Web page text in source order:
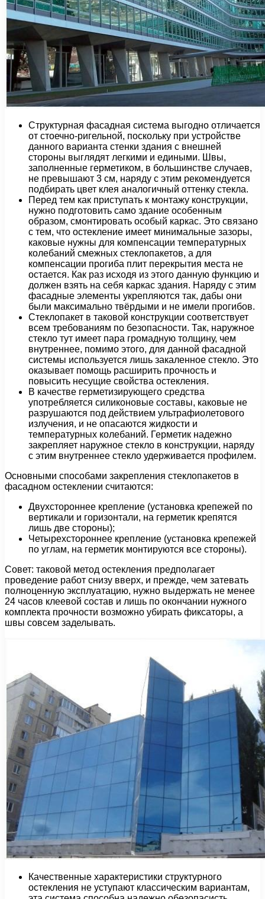
Структурная фасадная система выгодно отличается
от стоечно-ригельной, поскольку при устройстве
данного варианта стенки здания с внешней
стороны выглядят легкими и едиными. Швы,
заполненные герметиком, в большинстве случаев,
не превышают 3 см, наряду с этим рекомендуется
подбирать цвет клея аналогичный оттенку стекла.
Перед тем как приступать к монтажу конструкции,
нужно подготовить само здание особенным
образом, смонтировать особый каркас. Это связано
с тем, что остекление имеет минимальные зазоры,
каковые нужны для компенсации температурных
колебаний смежных стеклопакетов, а для
компенсации прогиба плит перекрытия места не
остается. Как раз исходя из этого данную функцию и
должен взять на себя каркас здания. Наряду с этим
фасадные элементы укрепляются так, дабы они
были максимально твёрдыми и не имели прогибов.
Стеклопакет в таковой конструкции соответствует
всем требованиям по безопасности. Так, наружное
стекло тут имеет пара громадную толщину, чем
внутреннее, помимо этого, для данной фасадной
системы используется лишь закаленное стекло. Это
оказывает помощь расширить прочность и
повысить несущие свойства остекления.
В качестве герметизирующего средства
употребляется силиконовые составы, каковые не
разрушаются под действием ультрафиолетового
излучения, и не опасаются жидкости и
температурных колебаний. Герметик надежно
закрепляет наружное стекло в конструкции, наряду
с этим внутреннее стекло удерживается профилем.
Основными способами закрепления стеклопакетов в
фасадном остеклении считаются:
Двухстороннее крепление (установка крепежей по
вертикали и горизонтали, на герметик крепятся
лишь две стороны);
Четырехстороннее крепление (установка крепежей
по углам, на герметик монтируются все стороны).
Совет: таковой метод остекления предполагает
проведение работ снизу вверх, и прежде, чем затевать
полноценную эксплуатацию, нужно выдержать не менее
24 часов клеевой состав и лишь по окончании нужного
комплекта прочности возможно убирать фиксаторы, а
швы совсем заделывать.
Качественные характеристики структурного
остекления не уступают классическим вариантам,